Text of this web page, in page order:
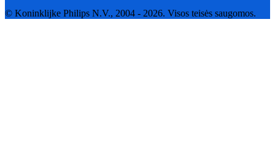
© Koninklijke Philips N.V., 2004 - 2026. Visos teisės saugomos.